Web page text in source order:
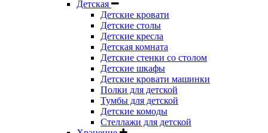
Детская
Детские кровати
Детские столы
Детские кресла
Детская комната
Детские стенки со столом
Детские шкафы
Детские кровати машинки
Полки для детской
Тумбы для детской
Детские комоды
Стеллажи для детской